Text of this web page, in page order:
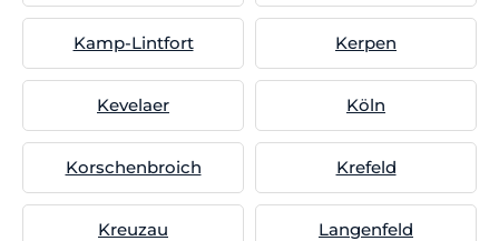
Kamp-Lintfort Kerpen
Kevelaer Köln
Korschenbroich Krefeld
Kreuzau Langenfeld